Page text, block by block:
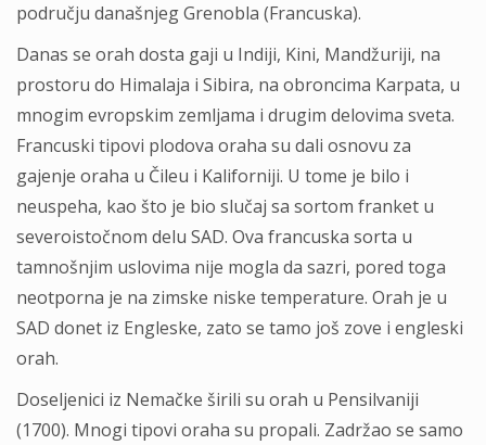
području današnjeg Grenobla (Francuska).
Danas se orah dosta gaji u Indiji, Kini, Mandžuriji, na
prostoru do Himalaja i Sibira, na obroncima Karpata, u
mnogim evropskim zemljama i drugim delovima sveta.
Francuski tipovi plodova oraha su dali osnovu za
gajenje oraha u Čileu i Kaliforniji. U tome je bilo i
neuspeha, kao što je bio slučaj sa sortom franket u
severoistočnom delu SAD. Ova francuska sorta u
tamnošnjim uslovima nije mogla da sazri, pored toga
neotporna je na zimske niske temperature. Orah je u
SAD donet iz Engleske, zato se tamo još zove i engleski
orah.
Doseljenici iz Nemačke širili su orah u Pensilvaniji
(1700). Mnogi tipovi oraha su propali. Zadržao se samo